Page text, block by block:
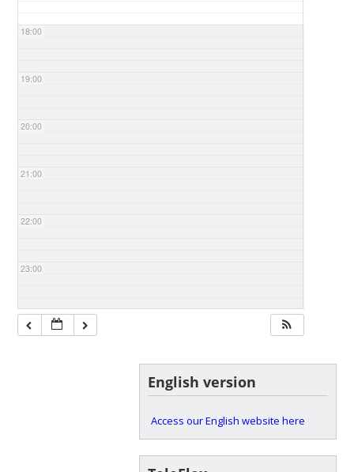
18:00
19:00
20:00
21:00
22:00
23:00
English version
Access our English website here